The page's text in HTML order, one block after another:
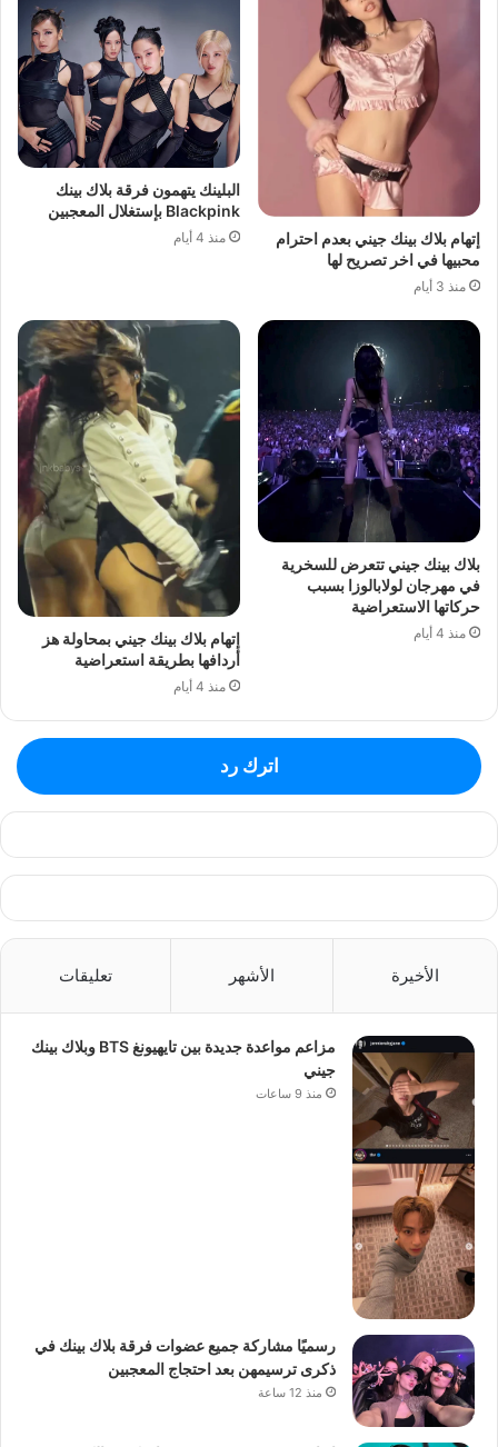
إتهام بلاك بينك جيني بعدم احترام
محبيها في اخر تصريح لها
منذ 3 أيام
البلينك يتهمون فرقة بلاك بينك
Blackpink بإستغلال المعجبين
منذ 4 أيام
بلاك بينك جيني تتعرض للسخرية
في مهرجان لولابالوزا بسبب
حركاتها الاستعراضية
منذ 4 أيام
إتهام بلاك بينك جيني بمحاولة هز
أردافها بطريقة استعراضية
منذ 4 أيام
اترك رد
الأخيرة الأشهر تعليقات
مزاعم مواعدة جديدة بين تايهيونغ BTS وبلاك بينك
جيني
منذ 9 ساعات
رسميًا مشاركة جميع عضوات فرقة بلاك بينك في
ذكرى ترسيمهن بعد احتجاج المعجبين
منذ 12 ساعة